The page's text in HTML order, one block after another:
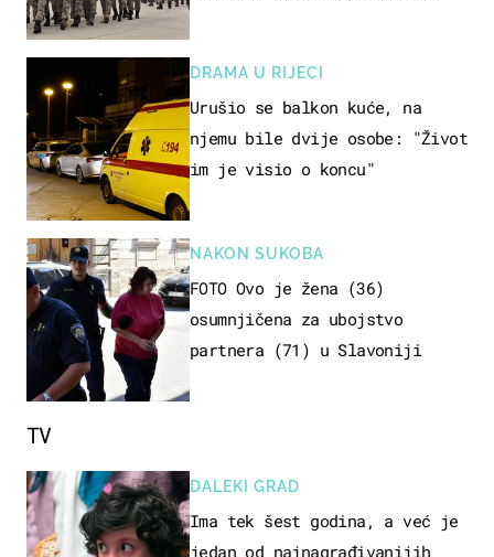
DRAMA U RIJECI
Urušio se balkon kuće, na
njemu bile dvije osobe: "Život
im je visio o koncu"
NAKON SUKOBA
FOTO Ovo je žena (36)
osumnjičena za ubojstvo
partnera (71) u Slavoniji
TV
DALEKI GRAD
Ima tek šest godina, a već je
jedan od najnagrađivanijih